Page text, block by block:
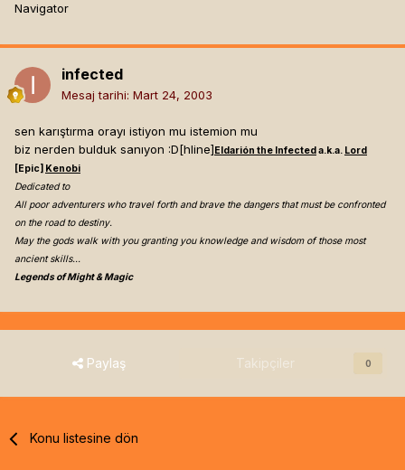
Navigator
infected
Mesaj tarihi: Mart 24, 2003
sen karıştırma orayı istiyon mu istemion mu
biz nerden bulduk sanıyon :D[hline] Eldarión the Infected a.k.a. Lord
[Epic] Kenobi
Dedicated to
All poor adventurers who travel forth and brave the dangers that must be confronted
on the road to destiny.
May the gods walk with you granting you knowledge and wisdom of those most
ancient skills...
Legends of Might & Magic
Paylaş Takipçiler 0
Konu listesine dön